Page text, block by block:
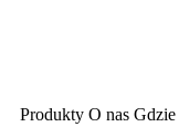
Produkty O nas Gdzie